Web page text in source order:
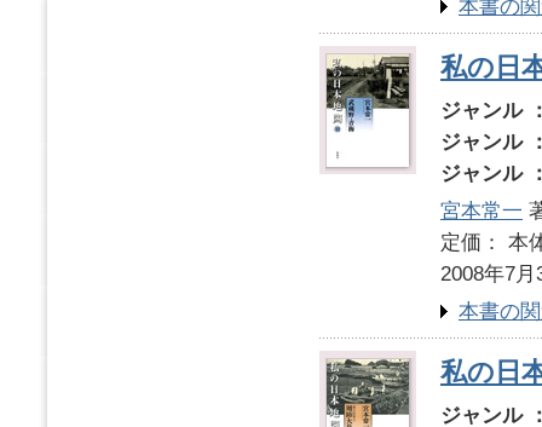
本書の
私の日
ジャンル
ジャンル
ジャンル
宮本常一
定価：
2008年7月
本書の
私の日
ジャンル